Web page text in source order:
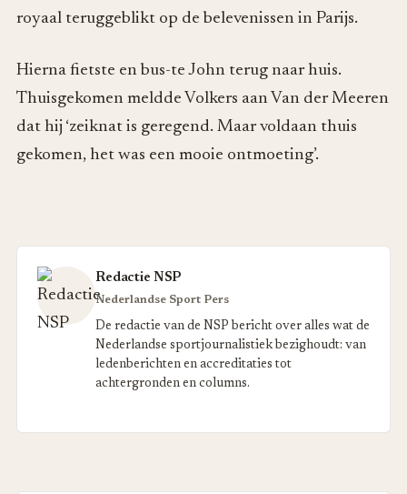
royaal teruggeblikt op de belevenissen in Parijs.
Hierna fietste en bus-te John terug naar huis.
Thuisgekomen meldde Volkers aan Van der Meeren
dat hij ‘zeiknat is geregend. Maar voldaan thuis
gekomen, het was een mooie ontmoeting’.
Redactie NSP
Nederlandse Sport Pers
De redactie van de NSP bericht over alles wat de
Nederlandse sportjournalistiek bezighoudt: van
ledenberichten en accreditaties tot
achtergronden en columns.